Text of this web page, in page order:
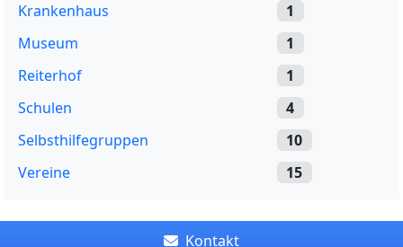
Krankenhaus
1
Museum
1
Reiterhof
1
Schulen
4
Selbsthilfegruppen
10
Vereine
15
Kontakt